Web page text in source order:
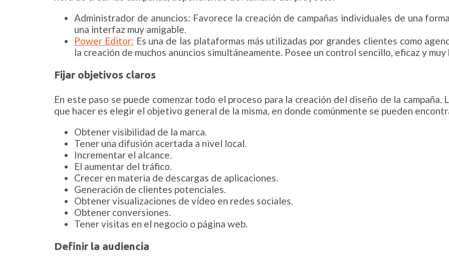
Administrador de anuncios: Favorece la creación de campañas individuales de una
una interfaz muy amigable.
Power Editor: Es una de las plataformas más utilizadas por grandes clientes como
la creación de muchos anuncios simultáneamente. Posee un control sencillo, eficaz y
Fijar objetivos claros
En este paso se puede comenzar todo el proceso para la creación del diseño de la campaña.
que hacer es elegir el objetivo general de la misma, en donde comúnmente se pueden
Obtener visibilidad de la marca.
Tener una difusión acertada a nivel local.
Incrementar el alcance.
El aumentar del tráfico.
Crecer en materia de descargas de aplicaciones.
Generación de clientes potenciales.
Obtener visualizaciones de vídeo en redes sociales.
Obtener conversiones.
Tener visitas en el negocio o página web.
Definir la audiencia